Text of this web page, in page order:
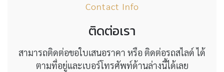
Contact Info
ติดต่อเรา
สามารถติดต่อขอใบเสนอราคา หรือ ติดต่อรถสไลด์ ได้
ตามที่อยู่และเบอร์โทรศัพท์ด้านล่างนี้ได้เลย